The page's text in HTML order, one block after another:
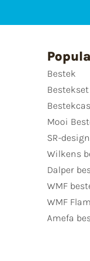
Bestek
Bestekset
Mooi
SR-
Wilkens
Dalper
WMF
WMF
Amefa